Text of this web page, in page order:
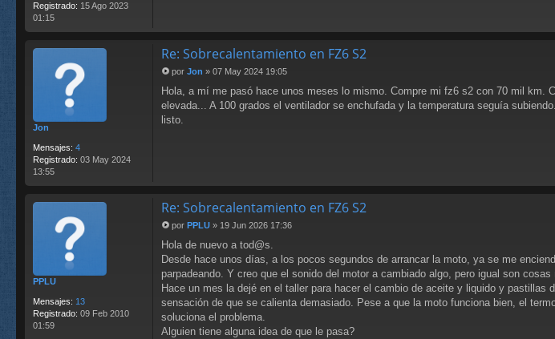
Registrado: 15 Ago 2023
01:15
Jon
Mensajes: 4
Registrado: 03 May 2024
13:55
Re: Sobrecalentamiento en FZ6 S2
e
n
s
por Jon » 07 May 2024 19:05
Hola, a mí me pasó hace unos meses lo mismo. Compre mi fz6 s2 con 70 mil
elevada... A 100 grados el ventilador se enchufada y la temperatura seguía
listo.
PPLU
Mensajes: 13
Registrado: 09 Feb 2010
01:59
Re: Sobrecalentamiento en FZ6 S2
e
n
s
j
e
por PPLU » 19 Jun 2026 17:36
Hola de nuevo a tod@s.
Desde hace unos días, a los pocos segundos de arrancar la moto, ya se me
parpadeando. Y creo que el sonido del motor a cambiado algo, pero igual son cosas
Hace un mes la dejé en el taller para hacer el cambio de aceite y liquido y
sensación de que se calienta demasiado. Pese a que la moto funciona bien, el
soluciona el problema.
Alguien tiene alguna idea de que le pasa?